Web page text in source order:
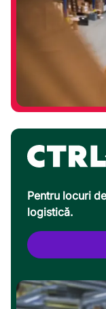
Pentru locuri
logistică.